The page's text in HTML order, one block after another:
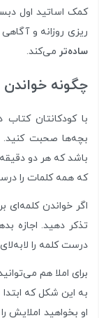
کمک اساتید اول
ریزی روزانه و
ساده‌تر می‌کند.
چگونه خواندن
با کودکانتان کتاب
بچه‌ها صحبت کنید.
باشد که هر دو
که همه کلمات را
اگر خواندن کلمه‌ای
تذکر دهید. اجازه
درست کلمه را
برای املا هم
به این شکل که ابتدا
او بخواهید املایش